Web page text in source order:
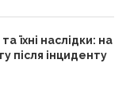
їхні наслідки: на
після інциденту